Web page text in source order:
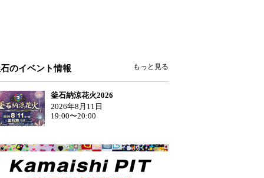
のイベント情報 もっと見る
釜石納涼花火2026
2026年8月11日
19:00〜20:00